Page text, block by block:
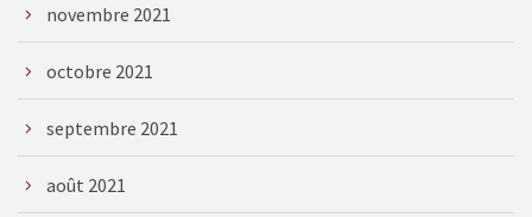
novembre 2021
octobre 2021
septembre 2021
août 2021